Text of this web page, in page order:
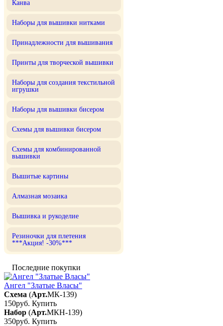
Канва
Наборы для вышивки нитками
Принадлежности для вышивания
Принты для творческой вышивки
Наборы для создания текстильной
игрушки
Наборы для вышивки бисером
Схемы для вышивки бисером
Схемы для комбинированной
вышивки
Вышитые картины
Алмазная мозаика
Вышивка и рукоделие
Резиночки для плетения
***Акция! -30%***
Последние покупки
Ангел "Златые Власы"
Схема (Арт.МК-139)
150руб. Купить
Набор (Арт.МКН-139)
350руб. Купить